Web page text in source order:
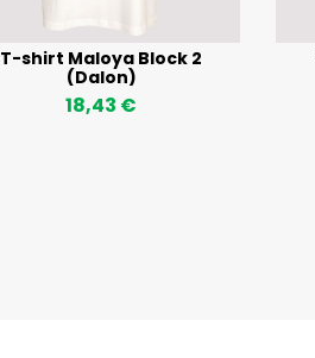
T-shirt Maloya Block 2
(Dalon)
18,43 €